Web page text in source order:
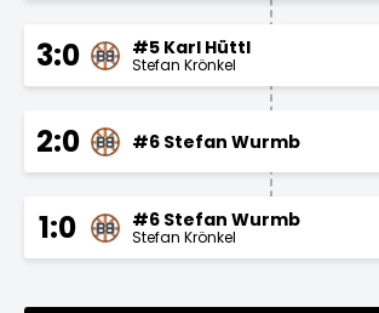
3:0 #5 Karl Hüttl
Stefan Krönkel
2:0 #6 Stefan Wurmb
1:0 #6 Stefan Wurmb
Stefan Krönkel